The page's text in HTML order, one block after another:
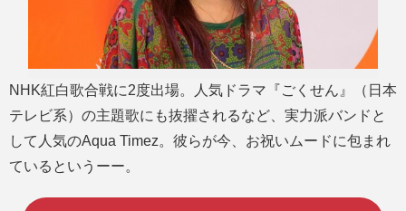
NHK紅白歌合戦に2度出場。人気ドラマ『ごくせん』（日本
テレビ系）の主題歌にも抜擢されるなど、実力派バンドと
して人気のAqua Timez。彼らが今、お祝いムードに包まれ
ているというーー。